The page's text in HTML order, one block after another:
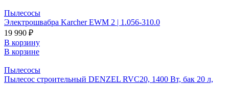
Пылесосы
Электрошвабра Karcher EWM 2 | 1.056-310.0
19 990 ₽
В корзину
В корзине
Пылесосы
Пылесос строительный DENZEL RVC20, 1400 Вт, бак 20 л,